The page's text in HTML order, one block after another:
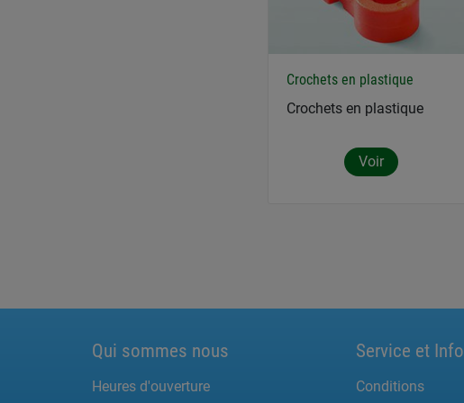
Crochets en plastique
Crochets en plastique
Voir
Qui sommes nous
Heures d'ouverture
Service et Info
Conditions